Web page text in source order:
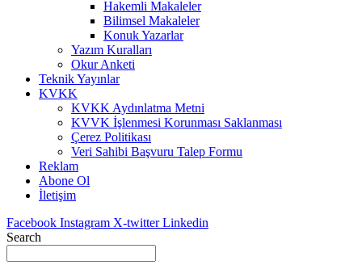
Hakemli Makaleler
Bilimsel Makaleler
Konuk Yazarlar
Yazım Kuralları
Okur Anketi
Teknik Yayınlar
KVKK
KVKK Aydınlatma Metni
KVVK İşlenmesi Korunması Saklanması
Çerez Politikası
Veri Sahibi Başvuru Talep Formu
Reklam
Abone Ol
İletişim
Facebook Instagram X-twitter Linkedin
Search